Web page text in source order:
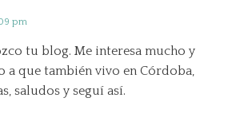
pm
tu blog. Me interesa mucho y
a que también vivo en Córdoba,
saludos y seguí así.